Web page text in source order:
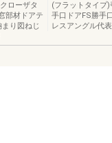
ローザタ
部材ドアテ
り図ねじ
(フラットタイプ
手口ドアFS勝手
レスアングル代